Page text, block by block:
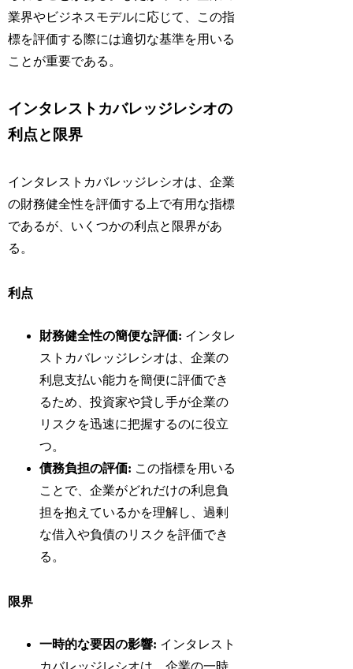
業界やビジネスモデルに応じて、この指
標を評価する際には適切な基準を用いる
ことが重要である。
インタレストカバレッジレシオの
利点と限界
インタレストカバレッジレシオは、企業
の財務健全性を評価する上で有用な指標
であるが、いくつかの利点と限界があ
る。
利点
財務健全性の簡便な評価: インタレ
ストカバレッジレシオは、企業の
利息支払い能力を簡便に評価でき
るため、投資家や貸し手が企業の
リスクを迅速に把握するのに役立
つ。
債務負担の評価: この指標を用いる
ことで、企業がどれだけの利息負
担を抱えているかを理解し、過剰
な借入や負債のリスクを評価でき
る。
限界
一時的な要因の影響: インタレスト
カバレッジレシオは、企業の一時